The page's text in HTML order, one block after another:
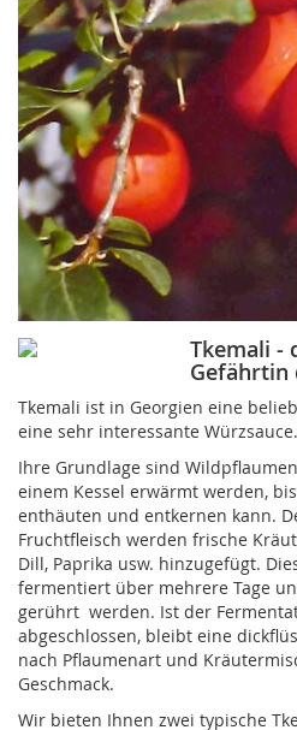
Tkemali -
Gefährtin
Tkemali ist in Georgien eine
eine sehr interessante Würzsauce.
Ihre Grundlage sind
einem Kessel erwärmt werden,
enthäuten und entkernen kann.
Fruchtfleisch werden frische
Dill, Paprika usw. hinzugefügt.
fermentiert über mehrere Tage
gerührt werden. Ist der
abgeschlossen, bleibt eine
nach Pflaumenart und
Geschmack.
Wir bieten Ihnen zwei typische